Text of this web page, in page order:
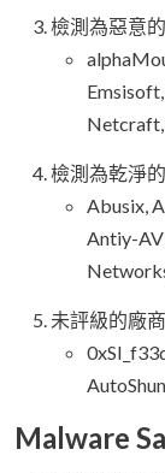
檢測為惡意
Netcraft,
檢測為乾淨
Abusix,
Antiy-
未評級的廠商
Malware